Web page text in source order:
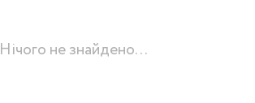
Нічого не знайдено...